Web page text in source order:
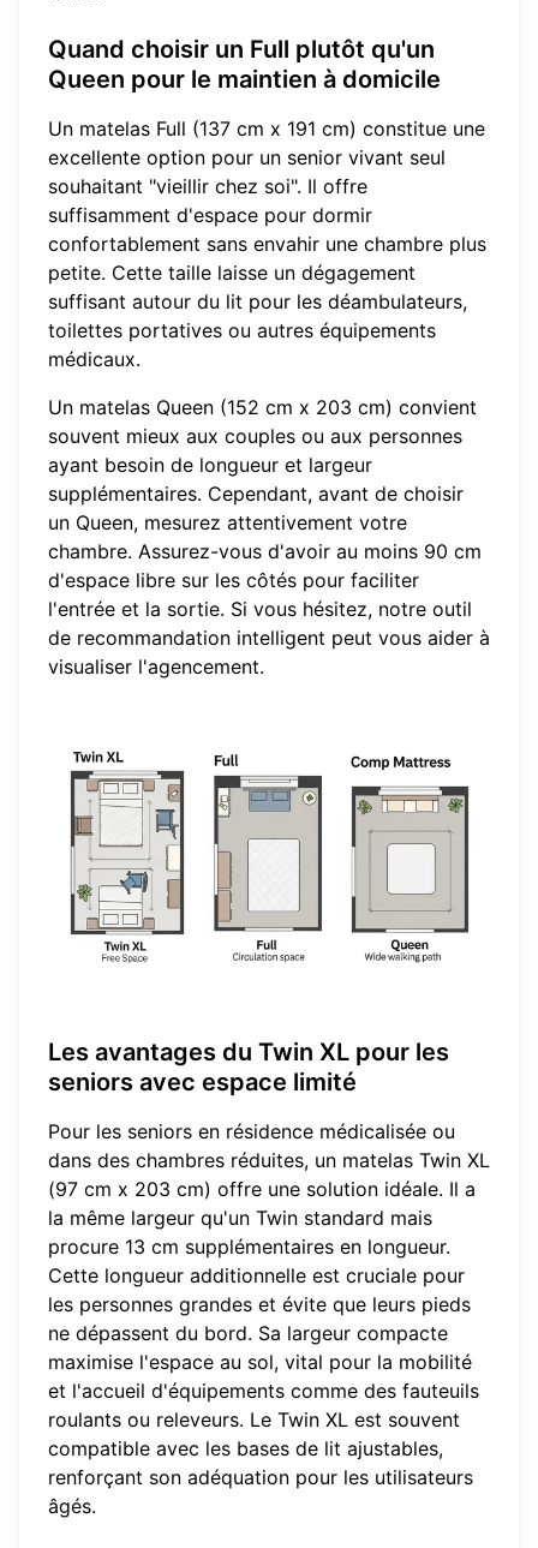
Quand choisir un Full plutôt qu'un
Queen pour le maintien à domicile
Un matelas Full (137 cm x 191 cm) constitue une
excellente option pour un senior vivant seul
souhaitant "vieillir chez soi". Il offre
suffisamment d'espace pour dormir
confortablement sans envahir une chambre plus
petite. Cette taille laisse un dégagement
suffisant autour du lit pour les déambulateurs,
toilettes portatives ou autres équipements
médicaux.
Un matelas Queen (152 cm x 203 cm) convient
souvent mieux aux couples ou aux personnes
ayant besoin de longueur et largeur
supplémentaires. Cependant, avant de choisir
un Queen, mesurez attentivement votre
chambre. Assurez-vous d'avoir au moins 90 cm
d'espace libre sur les côtés pour faciliter
l'entrée et la sortie. Si vous hésitez, notre outil
de recommandation intelligent peut vous aider à
visualiser l'agencement.
Les avantages du Twin XL pour les
seniors avec espace limité
Pour les seniors en résidence médicalisée ou
dans des chambres réduites, un matelas Twin XL
(97 cm x 203 cm) offre une solution idéale. Il a
la même largeur qu'un Twin standard mais
procure 13 cm supplémentaires en longueur.
Cette longueur additionnelle est cruciale pour
les personnes grandes et évite que leurs pieds
ne dépassent du bord. Sa largeur compacte
maximise l'espace au sol, vital pour la mobilité
et l'accueil d'équipements comme des fauteuils
roulants ou releveurs. Le Twin XL est souvent
compatible avec les bases de lit ajustables,
renforçant son adéquation pour les utilisateurs
âgés.